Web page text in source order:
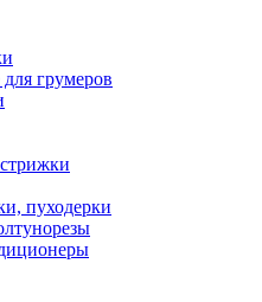
грумеров
пуходерки